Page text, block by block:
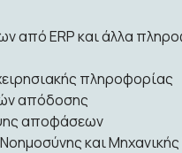
από ERP και άλλα
πληροφορίας
απόδοσης
αποφάσεων
και